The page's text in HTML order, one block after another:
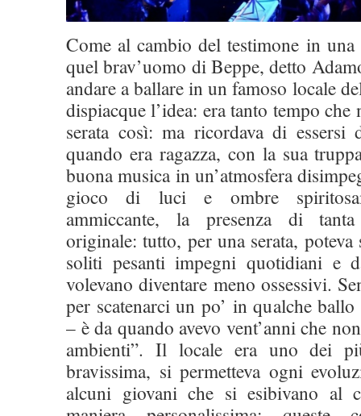
Come al cambio del testimone in
quel brav’uomo di Beppe, detto
andare a ballare in un famoso locale
dispiacque l’idea: era tanto tempo che
serata così: ma ricordava di essersi
quando era ragazza, con la sua
buona musica in un’atmosfera
gioco di luci e ombre
ammiccante, la presenza di tanta
originale: tutto, per una serata,
soliti pesanti impegni quotidiani e
volevano diventare meno ossessivi.
per scatenarci un po’ in qualche
– è da quando avevo vent’anni che
ambienti”. Il locale era uno dei
bravissima, si permetteva ogni
alcuni giovani che si esibivano al